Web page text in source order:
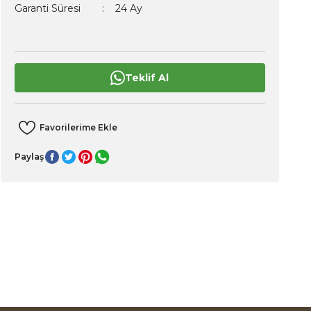
Garanti Süresi
24 Ay
Teklif Al
Paylaş